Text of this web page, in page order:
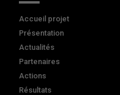
Accueil projet
Présentation
Actualités
Partenaires
Actions
Résultats